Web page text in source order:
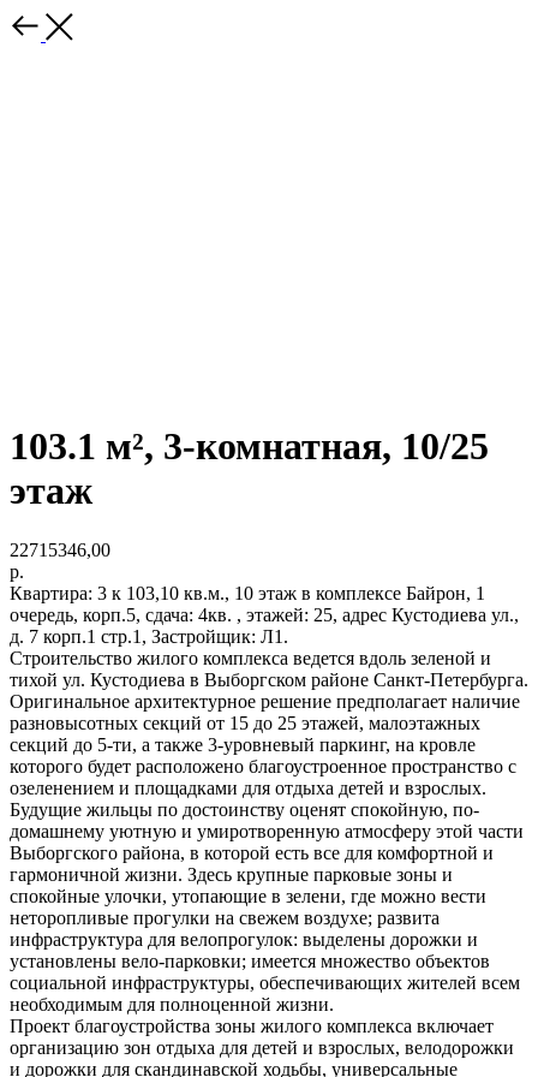
103.1 м², 3-комнатная, 10/25
этаж
22715346,00
р.
Квартира: 3 к 103,10 кв.м., 10 этаж в комплексе Байрон, 1
очередь, корп.5, сдача: 4кв. , этажей: 25, адрес Кустодиева ул.,
д. 7 корп.1 стр.1, Застройщик: Л1.
Строительство жилого комплекса ведется вдоль зеленой и
тихой ул. Кустодиева в Выборгском районе Санкт-Петербурга.
Оригинальное архитектурное решение предполагает наличие
разновысотных секций от 15 до 25 этажей, малоэтажных
секций до 5-ти, а также 3-уровневый паркинг, на кровле
которого будет расположено благоустроенное пространство с
озеленением и площадками для отдыха детей и взрослых.
Будущие жильцы по достоинству оценят спокойную, по-
домашнему уютную и умиротворенную атмосферу этой части
Выборгского района, в которой есть все для комфортной и
гармоничной жизни. Здесь крупные парковые зоны и
спокойные улочки, утопающие в зелени, где можно вести
неторопливые прогулки на свежем воздухе; развита
инфраструктура для велопрогулок: выделены дорожки и
установлены вело-парковки; имеется множество объектов
социальной инфраструктуры, обеспечивающих жителей всем
необходимым для полноценной жизни.
Проект благоустройства зоны жилого комплекса включает
организацию зон отдыха для детей и взрослых, велодорожки
и дорожки для скандинавской ходьбы, универсальные